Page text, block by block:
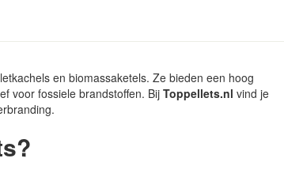
en biomassaketels. Ze bieden een hoog
voor fossiele brandstoffen. Bij Toppellets.nl vind je